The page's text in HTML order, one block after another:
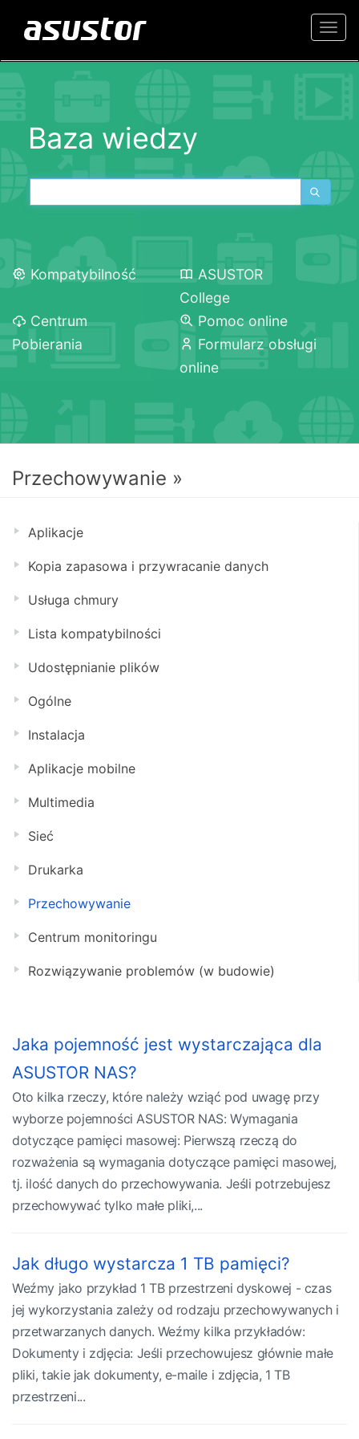
Baza wiedzy
Kompatybilność
ASUSTOR
College
Centrum
Pobierania
Pomoc online
Formularz obsługi
online
Przechowywanie »
Aplikacje
Kopia zapasowa i przywracanie danych
Usługa chmury
Lista kompatybilności
Udostępnianie plików
Ogólne
Instalacja
Aplikacje mobilne
Multimedia
Sieć
Drukarka
Przechowywanie
Centrum monitoringu
Rozwiązywanie problemów (w budowie)
Jaka pojemność jest wystarczająca dla
ASUSTOR NAS?
Oto kilka rzeczy, które należy wziąć pod uwagę przy
wyborze pojemności ASUSTOR NAS: Wymagania
dotyczące pamięci masowej: Pierwszą rzeczą do
rozważenia są wymagania dotyczące pamięci masowej,
tj. ilość danych do przechowywania. Jeśli potrzebujesz
przechowywać tylko małe pliki,...
Jak długo wystarcza 1 TB pamięci?
Weźmy jako przykład 1 TB przestrzeni dyskowej - czas
jej wykorzystania zależy od rodzaju przechowywanych i
przetwarzanych danych. Weźmy kilka przykładów:
Dokumenty i zdjęcia: Jeśli przechowujesz głównie małe
pliki, takie jak dokumenty, e-maile i zdjęcia, 1 TB
przestrzeni...